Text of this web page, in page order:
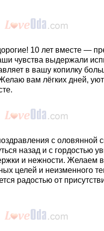
10 лет вместе —
чувства выдержали
в вашу копилку
вам лёгких дней,
с оловянной
назад и с гордостью
и нежности. Желаем
целей и неизменного
радостью от